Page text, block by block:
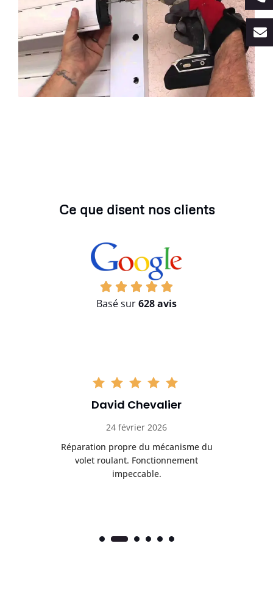
Ce que disent nos clients
Basé sur628 avis
David Chevalier
24 février 2026
Réparation propre du mécanisme du
volet roulant. Fonctionnement
impeccable.